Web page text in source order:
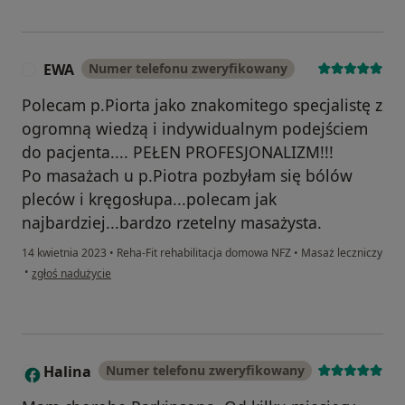
EWA Numer telefonu zweryfikowany
Polecam p.Piorta jako znakomitego specjalistę z
ogromną wiedzą i indywidualnym podejściem
do pacjenta.... PEŁEN PROFESJONALIZM!!!
Po masażach u p.Piotra pozbyłam się bólów
pleców i kręgosłupa...polecam jak
najbardziej...bardzo rzetelny masażysta.
14 kwietnia 2023 • Reha-Fit rehabilitacja domowa NFZ • Masaż leczniczy
• w opinii użytkownika EWA
zgłoś nadużycie
H Halina Numer telefonu zweryfikowany